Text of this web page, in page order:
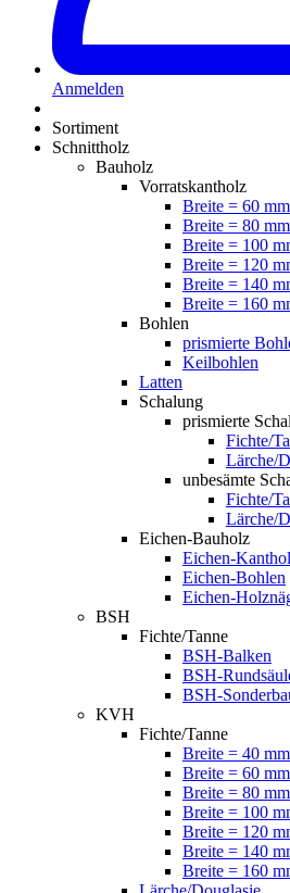
Anmelden
Sortiment
Schnittholz
Bauholz
Vorratskantholz
Breite = 60 mm
Breite = 80 mm
Breite = 100
Breite = 120
Breite = 140
Breite = 160
Bohlen
prismierte
Keilbohlen
Latten
Schalung
prismierte
Fichte/
Lärche/
unbesämte
Fichte/
Lärche/
Eichen-Bauholz
Eichen-
Eichen-Bohlen
Eichen-
BSH
Fichte/Tanne
BSH-Balken
BSH-
BSH-
KVH
Fichte/Tanne
Breite = 40 mm
Breite = 60 mm
Breite = 80 mm
Breite = 100
Breite = 120
Breite = 140
Breite = 160